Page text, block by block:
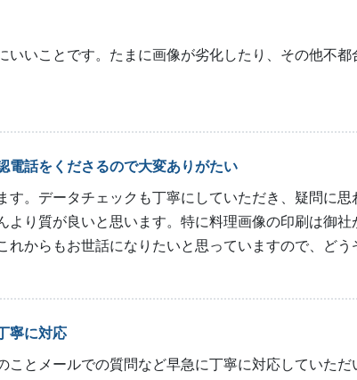
いいことです。たまに画像が劣化したり、その他不
電話をくださるので大変ありがたい
す。データチェックも丁寧にしていただき、疑問に
より質が良いと思います。特に料理画像の印刷は御
れからもお世話になりたいと思っていますので、どう
寧に対応
ことメールでの質問など早急に丁寧に対応していた